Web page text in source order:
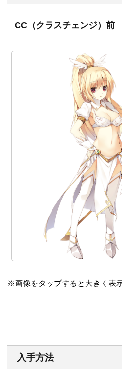
CC（クラスチェンジ）前
※画像をタップすると大きく表
入手方法